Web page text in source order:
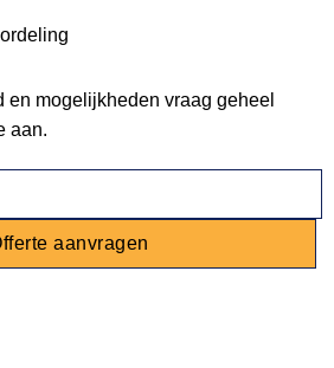
en mogelijkheden vraag geheel
aan.
aanvragen